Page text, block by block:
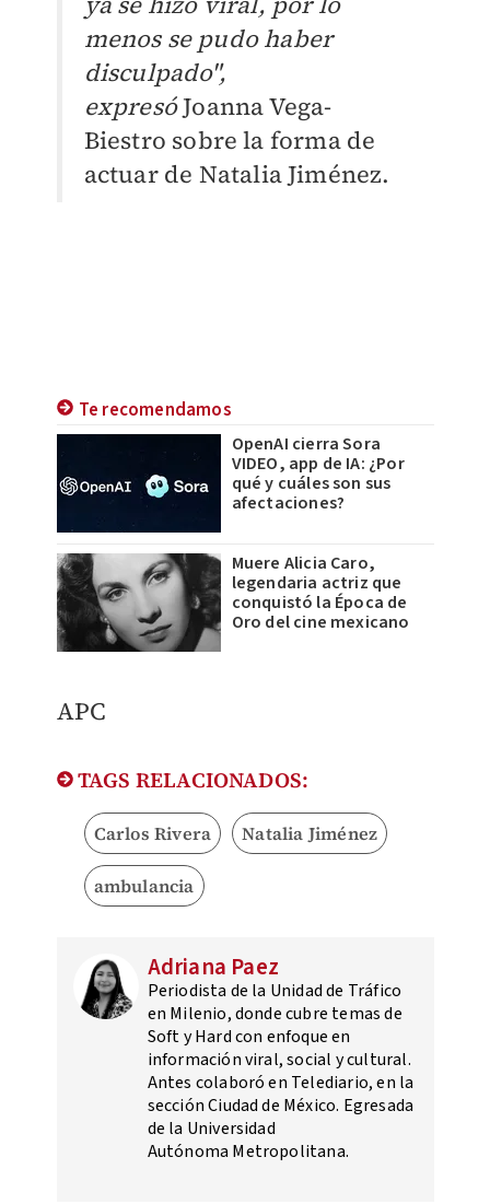
menos se pudo haber
disculpado",
expresóJoanna Vega-
Biestro sobre la forma de
actuar de Natalia Jiménez.
Te recomendamos
OpenAI cierra Sora
VIDEO, app de IA: ¿Por
qué y cuáles son sus
afectaciones?
Muere Alicia Caro,
legendaria actriz que
conquistó la Época de
Oro del cine mexicano
APC
TAGS RELACIONADOS:
Carlos Rivera Natalia Jiménez
ambulancia
Adriana Paez
Periodista de la Unidad de Tráfico
en Milenio, donde cubre temas de
Soft y Hard con enfoque en
información viral, social y cultural.
Antes colaboró en Telediario, en la
sección Ciudad de México. Egresada
de la Universidad
Autónoma Metropolitana.